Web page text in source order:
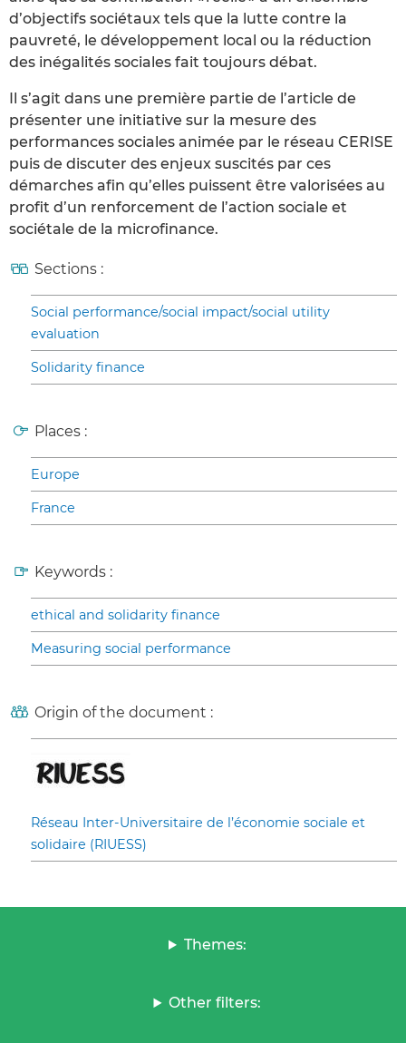
d’objectifs sociétaux tels que la lutte contre la
pauvreté, le développement local ou la réduction
des inégalités sociales fait toujours débat.
Il s’agit dans une première partie de l’article de
présenter une initiative sur la mesure des
performances sociales animée par le réseau CERISE
puis de discuter des enjeux suscités par ces
démarches afin qu’elles puissent être valorisées au
profit d’un renforcement de l’action sociale et
sociétale de la microfinance.
Sections :
Social performance/social impact/social utility
evaluation
Solidarity finance
Places :
Europe
France
Keywords :
ethical and solidarity finance
Measuring social performance
Origin of the document :
Réseau Inter-Universitaire de l’économie sociale et
solidaire (RIUESS)
Themes:
Other filters: